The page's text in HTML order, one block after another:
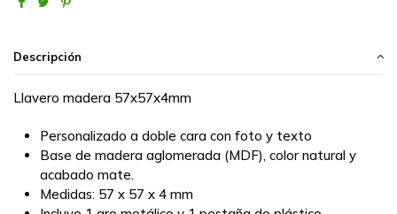
Descripción
Llavero madera 57x57x4mm
Personalizado a doble cara con foto y texto
Base de madera aglomerada (MDF), color natural y
acabado mate.
Medidas: 57 x 57 x 4 mm